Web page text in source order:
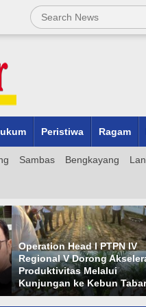
Peristiwa Ragam
Sambas Bengkayang
PTPN IV Regional V
Galeri UMKM, Perkuat
Promosi Produk Mitra
Melalui Inovasi Digital